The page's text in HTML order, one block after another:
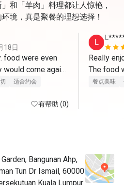
和「羊肉」料理都让人惊艳，
境，真是聚餐的理想选择！
18日
food were even
come again.
适合约会
有帮助 (0)
L
Really
The food
餐点美味
Bangunan Ahp,
Tun Dr Ismail, 60000
Kuala Lumpur